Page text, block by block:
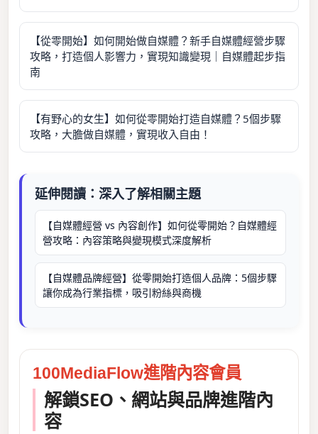
【從零開始】如何開始做自媒體？新手自媒體經營步驟
攻略，打造個人影響力，實現知識變現｜自媒體起步指
南
【有野心的女生】如何從零開始打造自媒體？5個步驟
攻略，大膽做自媒體，實現收入自由！
延伸閱讀：深入了解相關主題
【自媒體經營 vs 內容創作】如何從零開始？自媒體經
營攻略：內容策略與變現模式深度解析
【自媒體品牌經營】從零開始打造個人品牌：5個步驟
讓你成為行業指標，吸引粉絲與商機
100MediaFlow進階內容會員
解鎖SEO、網站與品牌進階內
容